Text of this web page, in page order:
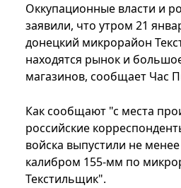
Оккупационные власти и
заявили, что утром 21
донецкий микрорайон
находятся рынок и
магазинов, сообщает Час
Как сообщают "с места
российские
войска выпустили не
калибром 155-мм по
Текстильщик".